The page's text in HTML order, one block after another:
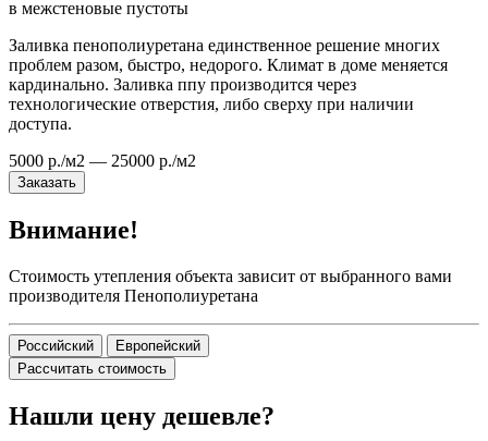
в межстеновые пустоты
Заливка пенополиуретана единственное решение многих
проблем разом, быстро, недорого. Климат в доме меняется
кардинально. Заливка ппу производится через
технологические отверстия, либо сверху при наличии
доступа.
5000 р./м2 — 25000 р./м2
Заказать
Внимание!
Стоимость утепления объекта зависит от выбранного вами
производителя Пенополиуретана
Российский
Европейский
Рассчитать стоимость
Нашли цену дешевле?